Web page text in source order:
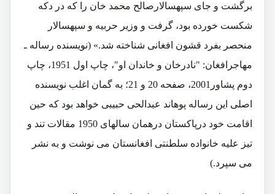
برگشت و جای سپهسالارصالح محمد خان را که در دکه
شکست خورده بود، گرفت و وزیر حربیه و سپهسالار
منحصر بفرد قشون افغانی شناخته شد.» (نویسنده رساله ـ
مهاجرافغان: "نادرخان و خاندان او"، چاپ اول 1951، چاپ
دوم پشاور2001، صفحه 20 و 21؛ به گمان اغلب نویسنده
اصلی این رساله پوهاند عبدالحی حبیبی خواهد بود که حین
اقامت خود درپاکستان درهمان سالهای 1950 مقالات تند و
تیز علیه خانواده سلطنتی افغانستان می نوشت و به نشر
می سپرد.)